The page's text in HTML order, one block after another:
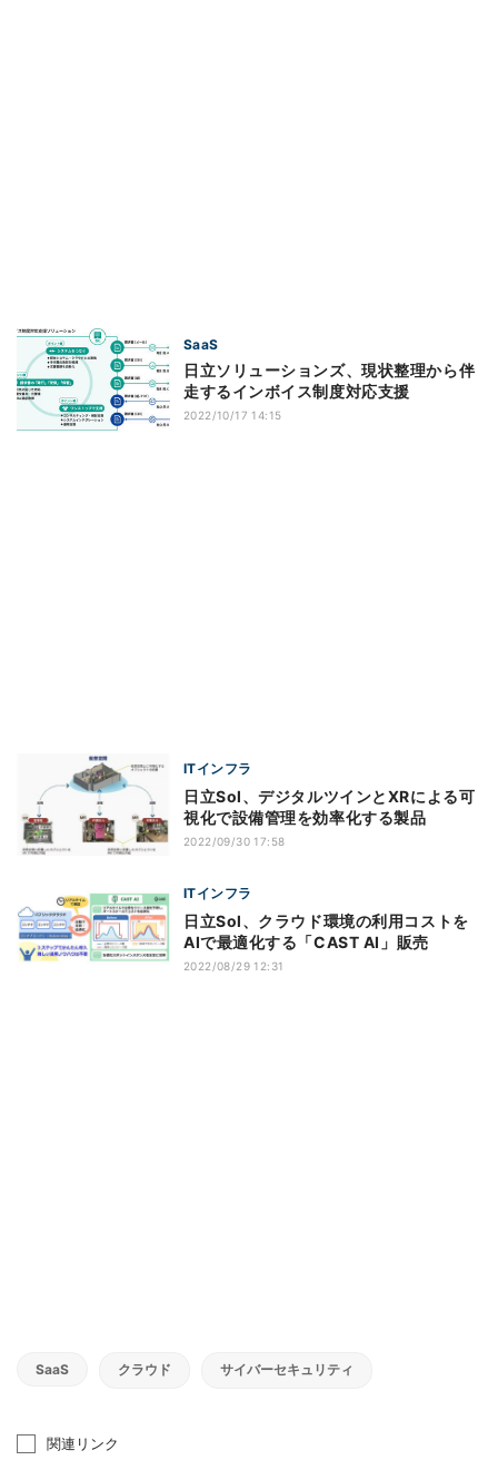
SaaS
日立ソリューションズ、現状整理から伴
走するインボイス制度対応支援
2022/10/17 14:15
ITインフラ
日立Sol、デジタルツインとXRによる可
視化で設備管理を効率化する製品
2022/09/30 17:58
ITインフラ
日立Sol、クラウド環境の利用コストを
AIで最適化する「CAST AI」販売
2022/08/29 12:31
SaaS クラウド サイバーセキュリティ
関連リンク